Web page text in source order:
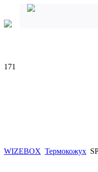
171
WIZEBOX Термокожух